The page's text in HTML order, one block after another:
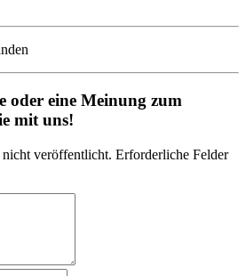
oder eine Meinung zum
mit uns!
veröffentlicht. Erforderliche Felder